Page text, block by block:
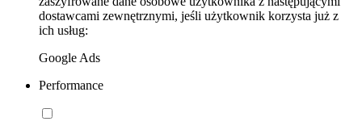
dostawcami zewnętrznymi, jeśli użytkownik korzysta już z
ich usług:
Google Ads
Performance